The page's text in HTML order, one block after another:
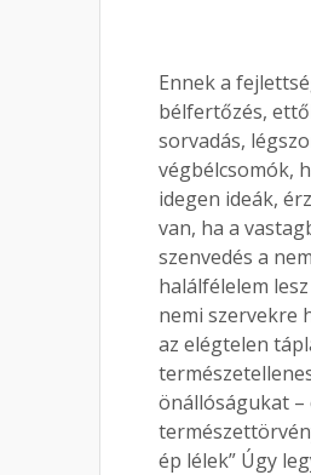
Ennek a
bélfertőzés,
sorvadás,
végbélcsomók,
idegen ideák,
van, ha a
szenvedés a
halálfélelem
nemi szervekre
az elégtelen
önállóságukat –
ép lélek” Úgy